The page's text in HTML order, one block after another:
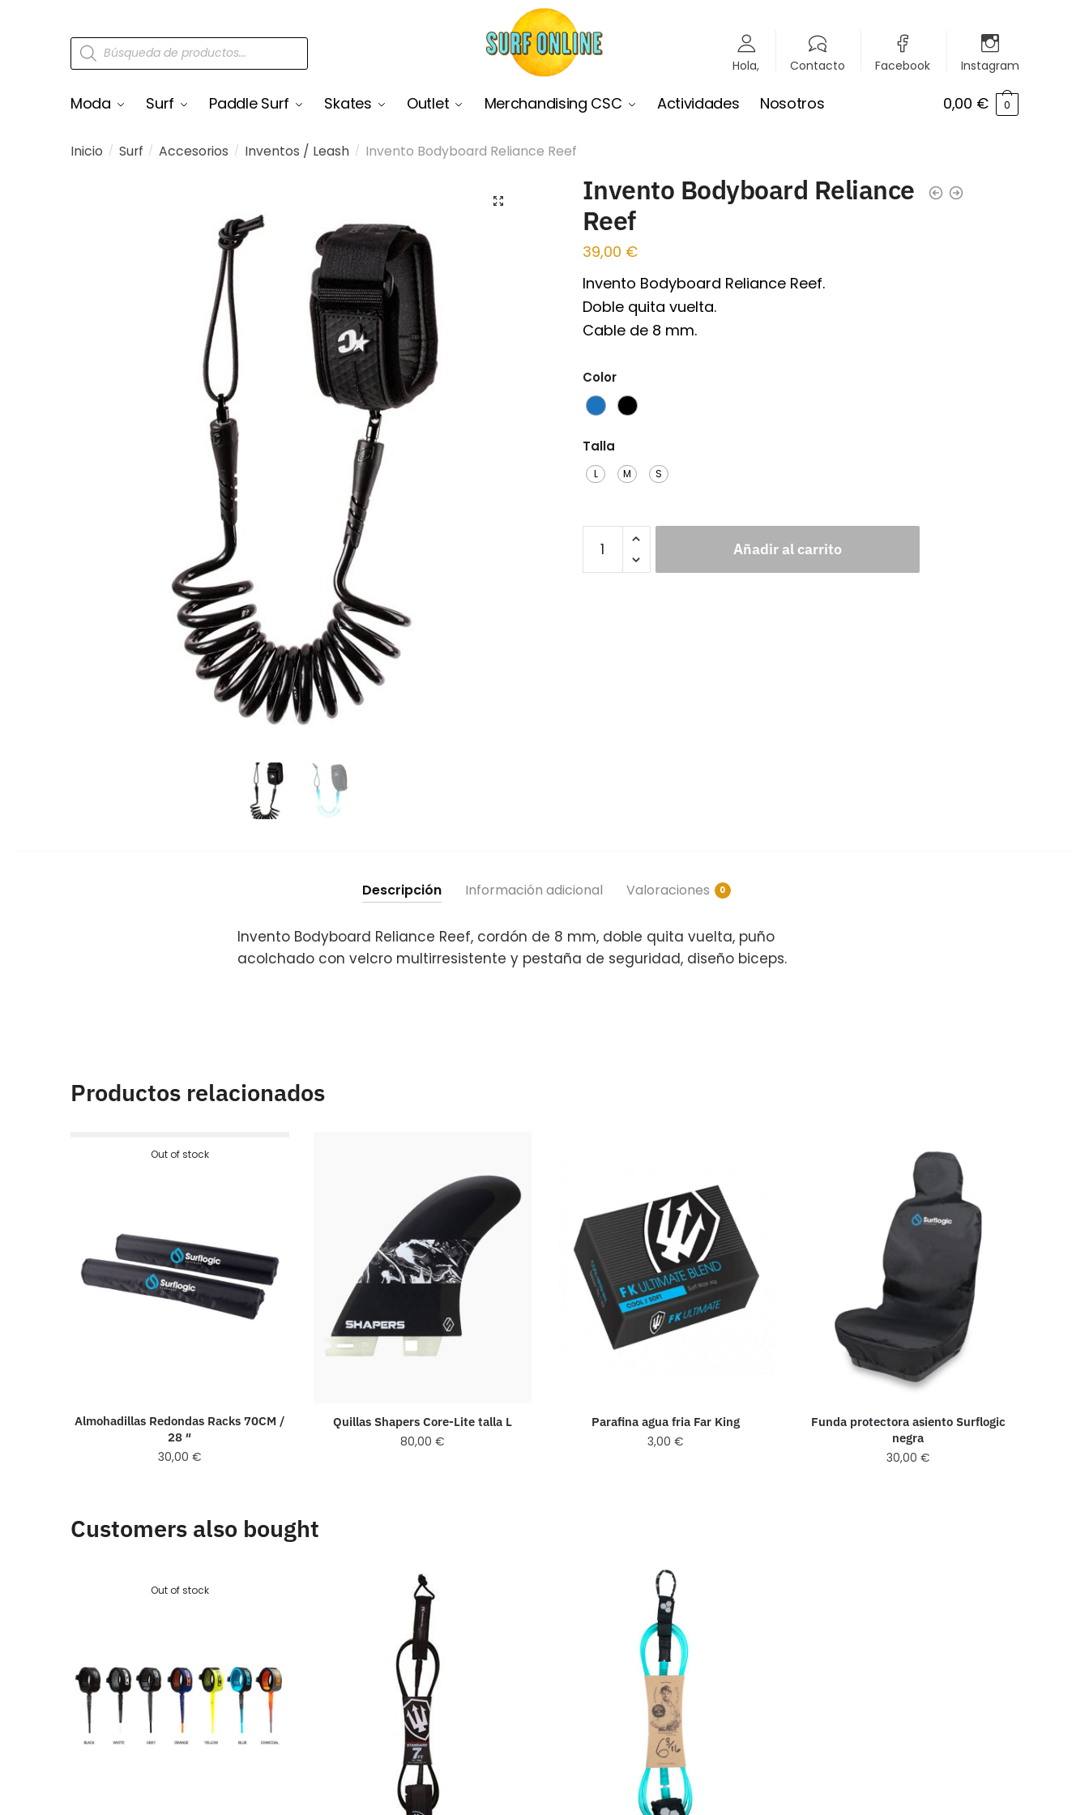
Hola, Contacto Facebook Instagram
Moda Surf Paddle Surf Skates Outlet Merchandising CSC Actividades Nosotros 0,00 € 0
Inicio / Surf / Accesorios / Inventos / Leash / Invento Bodyboard Reliance Reef
🔍
Invento Bodyboard Reliance
Reef
39,00 €
Invento Bodyboard Reliance Reef.
Doble quita vuelta.
Cable de 8 mm.
Color
Talla
L M S
Añadir al carrito
Descripción Información adicional Valoraciones 0
Invento Bodyboard Reliance Reef, cordón de 8 mm, doble quita vuelta, puño
acolchado con velcro multirresistente y pestaña de seguridad, diseño biceps.
Productos relacionados
Out of stock
Almohadillas Redondas Racks 70CM /
28 ″
30,00 €
Quillas Shapers Core-Lite talla L
80,00 €
Parafina agua fria Far King
3,00 €
Funda protectora asiento Surflogic
negra
30,00 €
Customers also bought
Out of stock